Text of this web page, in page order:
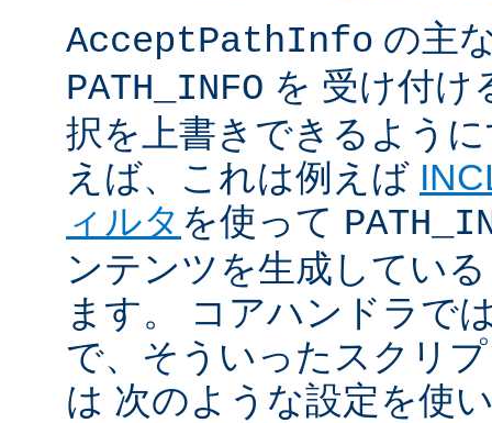
AcceptPathInfo の主
PATH_INFO を 受け付け
択を上書きできるよう
えば、これは例えば
ィルタ を使って
ンテンツを生成してい
ます。 コアハンドラで
で、そういったスクリ
は 次のような設定を使